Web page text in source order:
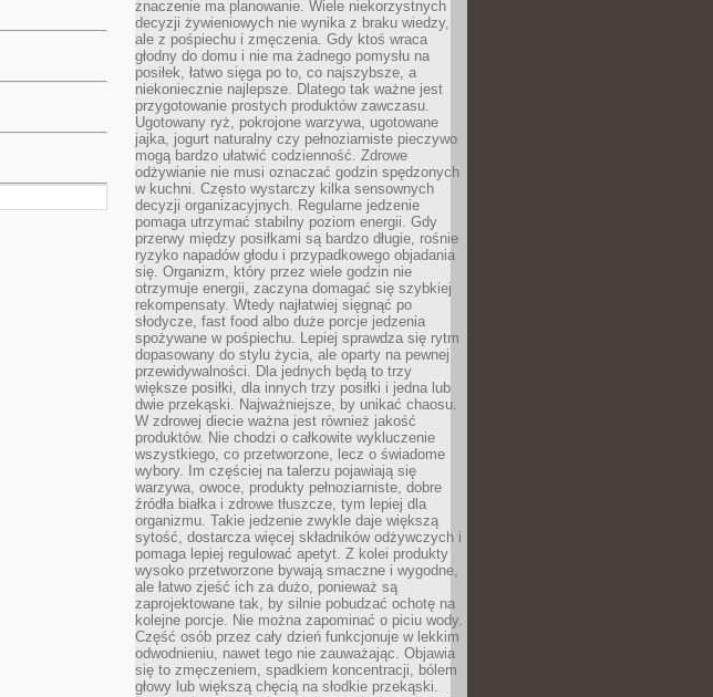
znaczenie ma planowanie. Wiele niekorzystnych
decyzji żywieniowych nie wynika z braku wiedzy,
ale z pośpiechu i zmęczenia. Gdy ktoś wraca
głodny do domu i nie ma żadnego pomysłu na
posiłek, łatwo sięga po to, co najszybsze, a
niekoniecznie najlepsze. Dlatego tak ważne jest
przygotowanie prostych produktów zawczasu.
Ugotowany ryż, pokrojone warzywa, ugotowane
jajka, jogurt naturalny czy pełnoziarniste pieczywo
mogą bardzo ułatwić codzienność. Zdrowe
odżywianie nie musi oznaczać godzin spędzonych
w kuchni. Często wystarczy kilka sensownych
decyzji organizacyjnych. Regularne jedzenie
pomaga utrzymać stabilny poziom energii. Gdy
przerwy między posiłkami są bardzo długie, rośnie
ryzyko napadów głodu i przypadkowego objadania
się. Organizm, który przez wiele godzin nie
otrzymuje energii, zaczyna domagać się szybkiej
rekompensaty. Wtedy najłatwiej sięgnąć po
słodycze, fast food albo duże porcje jedzenia
spożywane w pośpiechu. Lepiej sprawdza się rytm
dopasowany do stylu życia, ale oparty na pewnej
przewidywalności. Dla jednych będą to trzy
większe posiłki, dla innych trzy posiłki i jedna lub
dwie przekąski. Najważniejsze, by unikać chaosu.
W zdrowej diecie ważna jest również jakość
produktów. Nie chodzi o całkowite wykluczenie
wszystkiego, co przetworzone, lecz o świadome
wybory. Im częściej na talerzu pojawiają się
warzywa, owoce, produkty pełnoziarniste, dobre
źródła białka i zdrowe tłuszcze, tym lepiej dla
organizmu. Takie jedzenie zwykle daje większą
sytość, dostarcza więcej składników odżywczych i
pomaga lepiej regulować apetyt. Z kolei produkty
wysoko przetworzone bywają smaczne i wygodne,
ale łatwo zjeść ich za dużo, ponieważ są
zaprojektowane tak, by silnie pobudzać ochotę na
kolejne porcje. Nie można zapominać o piciu wody.
Część osób przez cały dzień funkcjonuje w lekkim
odwodnieniu, nawet tego nie zauważając. Objawia
się to zmęczeniem, spadkiem koncentracji, bólem
głowy lub większą chęcią na słodkie przekąski.